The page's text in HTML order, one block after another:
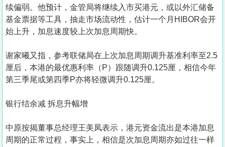
续偏弱。他预计，金管局将继续入市买港元，或以外汇储备
基金票据等工具，抽走市场流动性，估计一个月HIBOR会开
始上升，加息速度较上次加息周期快。
谢家曦又指，参考联储局在上次加息周期调升基准利率至2.5
厘后，本港的最优惠利率（P）跟随调升0.125厘，相信今年
第三季尾或第四季P亦将轻微调升0.125厘。
银行结余减 拆息升幅增
中原按揭董事总经理王美凤表示，港元资金流出是本港加息
周期的正常过程，事实上，相信是次加息周期亦如过往一样